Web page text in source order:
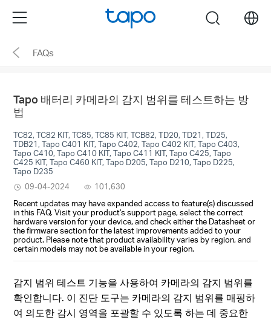
the
navigation
Menu search
FAQs
Tapo 배터리 카메라의 감지 범위를 테스트하는 방
법
TC82, TC82 KIT, TC85, TC85 KIT, TCB82, TD20, TD21, TD25,
TDB21, Tapo C401 KIT, Tapo C402, Tapo C402 KIT, Tapo C403,
Tapo C410, Tapo C410 KIT, Tapo C411 KIT, Tapo C425, Tapo
C425 KIT, Tapo C460 KIT, Tapo D205, Tapo D210, Tapo D225,
Tapo D235
09-04-2024
101,630
Recent updates may have expanded access to feature(s) discussed
in this FAQ. Visit your product's support page, select the correct
hardware version for your device, and check either the Datasheet or
the firmware section for the latest improvements added to your
product. Please note that product availability varies by region, and
certain models may not be available in your region.
감지 범위 테스트 기능을 사용하여 카메라의 감지 범위를
확인합니다. 이 진단 도구는 카메라의 감지 범위를 매핑하
여 의도한 감시 영역을 포괄할 수 있도록 하는 데 중요한